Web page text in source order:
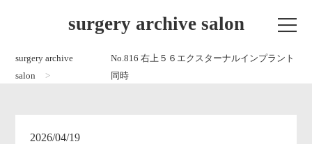
surgery archive salon
surgery archive
salon
No.816 右上５６エクスターナルインプラント
同時
2026/04/19